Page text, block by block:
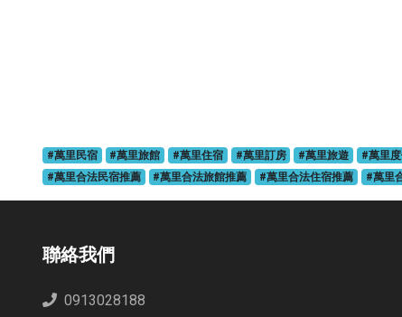
#萬里民宿 #萬里旅館 #萬里住宿 #萬里訂房 #萬里旅遊 #萬里
#萬里合法民宿推薦
#萬里合法旅館推薦 #萬里合法住宿推薦 #萬里
聯絡我們
0913028188